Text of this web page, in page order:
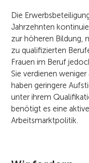
Die
Jahrzehnten
zur höheren Bildung,
zu qualifizierten
Frauen im Beruf
Sie verdienen
haben geringere
unter ihrem
benötigt es eine
Arbeitsmarktpolitik.